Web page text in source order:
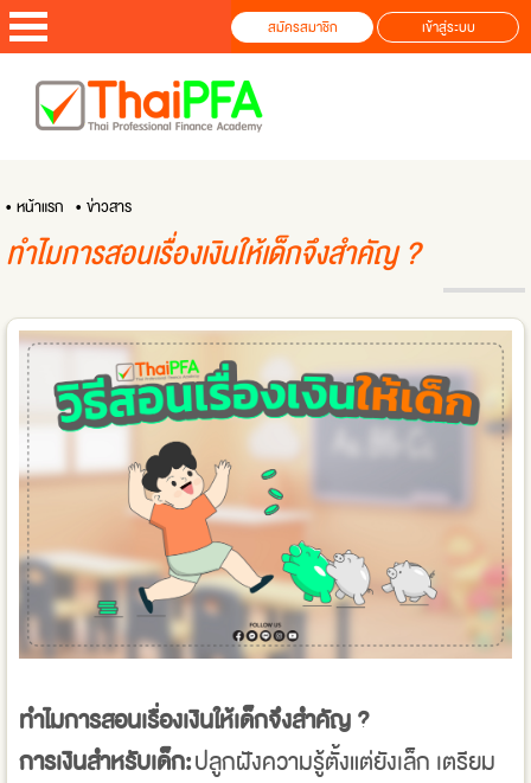
สมัครสมาชิก เข้าสู่ระบบ
• หน้าแรก • ข่าวสาร
ทำไมการสอนเรื่องเงินให้เด็กจึงสำคัญ ?
ทำไมการสอนเรื่องเงินให้เด็กจึงสำคัญ ?
การเงินสำหรับเด็ก:ปลูกฝังความรู้ตั้งแต่ยังเล็ก เตรียม